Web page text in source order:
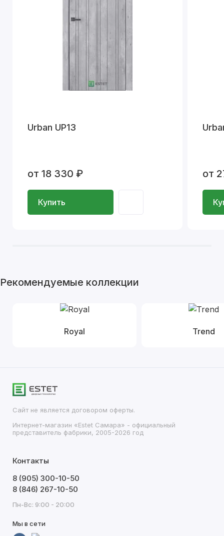
Urban UP13
от 18 330 ₽
Купить
от
Рекомендуемые коллекции
Royal Trend
Сайт не является договором оферты.
Интернет-магазин «Estet Самара» - официальный
представитель фабрики, 2005-2026 год
Контакты
8 (905) 300-10-50
8 (846) 267-10-50
Пн-Вс: 9:00 - 20:00
Мы в сети